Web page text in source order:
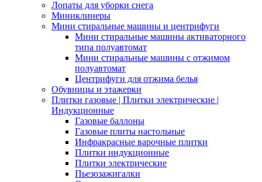
Лопаты для уборки снега
Миниклинеры
Мини стиральные машины и центрифуги
Мини стиральные машины активаторного
типа полуавтомат
Мини стиральные машины с отжимом
полуавтомат
Центрифуги для отжима белья
Обувницы и этажерки
Плитки газовые | Плитки электрические |
Индукционные
Газовые баллоны
Газовые плиты настольные
Инфракрасные варочные плитки
Плитки индукционные
Плитки электрические
Пьезозажигалки